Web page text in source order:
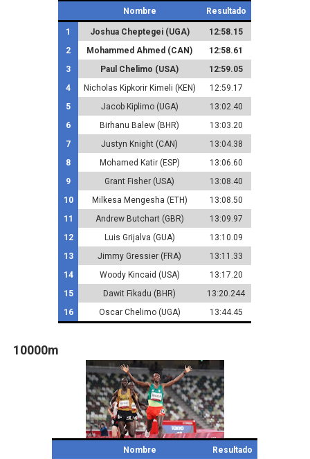
Nombre Resultado
1 Joshua Cheptegei (UGA)
12:58.15
2
Mohammed Ahmed (CAN)
12:58.61
3
Paul Chelimo (USA)
12:59.05
4
Nicholas Kipkorir Kimeli (KEN)
12:59.17
5
Jacob Kiplimo (UGA)
13:02.40
6
Birhanu Balew (BHR)
13:03.20
7
Justyn Knight (CAN)
13:04.38
8
Mohamed Katir (ESP)
13:06.60
9
Grant Fisher (USA)
13:08.40
10
Milkesa Mengesha (ETH)
13:08.50
11
Andrew Butchart (GBR)
13:09.97
12
Luis Grijalva (GUA)
13:10.09
13
Jimmy Gressier (FRA)
13:11.33
14
Woody Kincaid (USA)
13:17.20
15
Dawit Fikadu (BHR)
13:20.244
16
Oscar Chelimo (UGA) 13:44.45
10000m
Nombre Resultado